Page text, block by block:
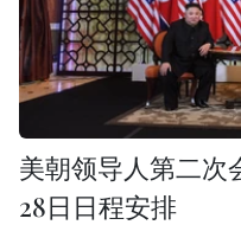
美朝领导人第二次
28日日程安排